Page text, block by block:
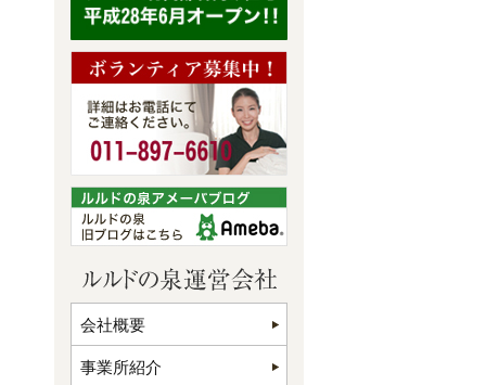
会社概要
事業所紹介